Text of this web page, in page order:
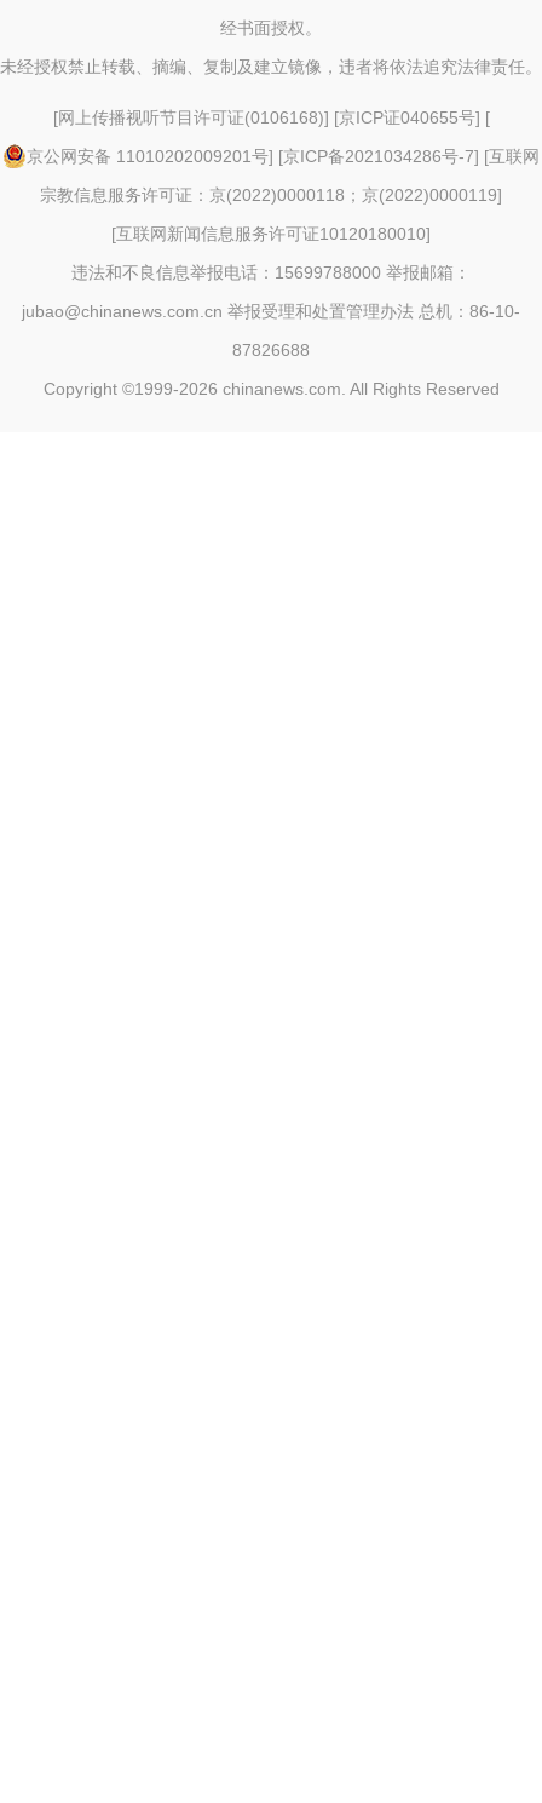
经书面授权。
未经授权禁止转载、摘编、复制及建立镜像，违者将依法追究法律责任。
[网上传播视听节目许可证(0106168)] [京ICP证040655号] [
京公网安备 11010202009201号] [京ICP备2021034286号-7] [互联网
宗教信息服务许可证：京(2022)0000118；京(2022)0000119]
[互联网新闻信息服务许可证10120180010]
违法和不良信息举报电话：15699788000 举报邮箱：
jubao@chinanews.com.cn 举报受理和处置管理办法 总机：86-10-
87826688
Copyright ©1999-2026 chinanews.com. All Rights Reserved